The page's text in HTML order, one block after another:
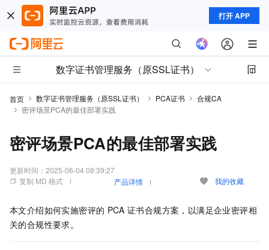
打开 APP
数字证书管理服务（原SSL证书）
首页 数字证书管理服务（原SSL证书） PCA证书
合规CA
密评场景PCA的最佳部署实践
密评场景PCA的最佳部署实践
更新时间： 2025-06-04 08:39:27
复制 MD 格式
产品详情 我的收藏
本文介绍如何实施密评的 PCA 证书合规方案，以满足企业密评相
关的合规性要求。